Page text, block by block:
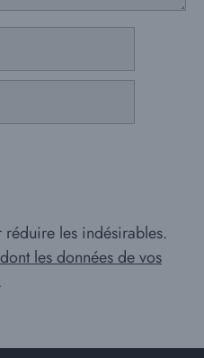
les indésirables.
les données de vos
.